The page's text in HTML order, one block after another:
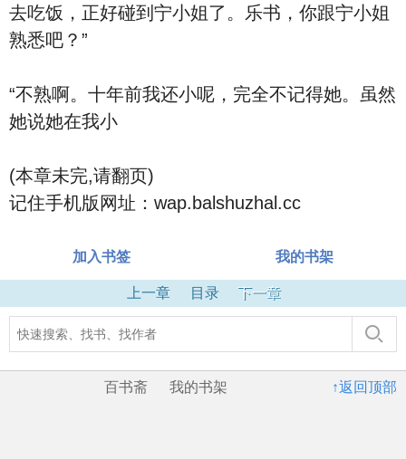
去吃饭，正好碰到宁小姐了。乐书，你跟宁小姐
熟悉吧？”
“不熟啊。十年前我还小呢，完全不记得她。虽然
她说她在我小
(本章未完,请翻页)
记住手机版网址：wap.balshuzhal.cc
加入书签 我的书架
上一章 目录 下一章
↑返回顶部
百书斋 我的书架